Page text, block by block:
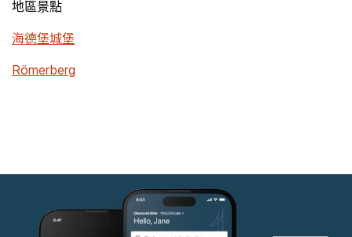
地區景點
海德堡城堡
Römerberg